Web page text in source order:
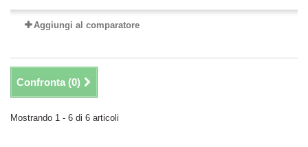
Aggiungi al comparatore
Confronta (0)
Mostrando 1 - 6 di 6 articoli